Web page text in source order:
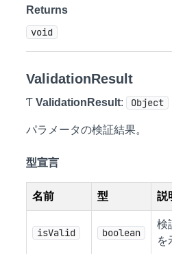
Returns
void
ValidationResult
Ƭ ValidationResult: Object
パラメータの検証結果。
型宣言
名前 型 説
isValid boolean
検
を